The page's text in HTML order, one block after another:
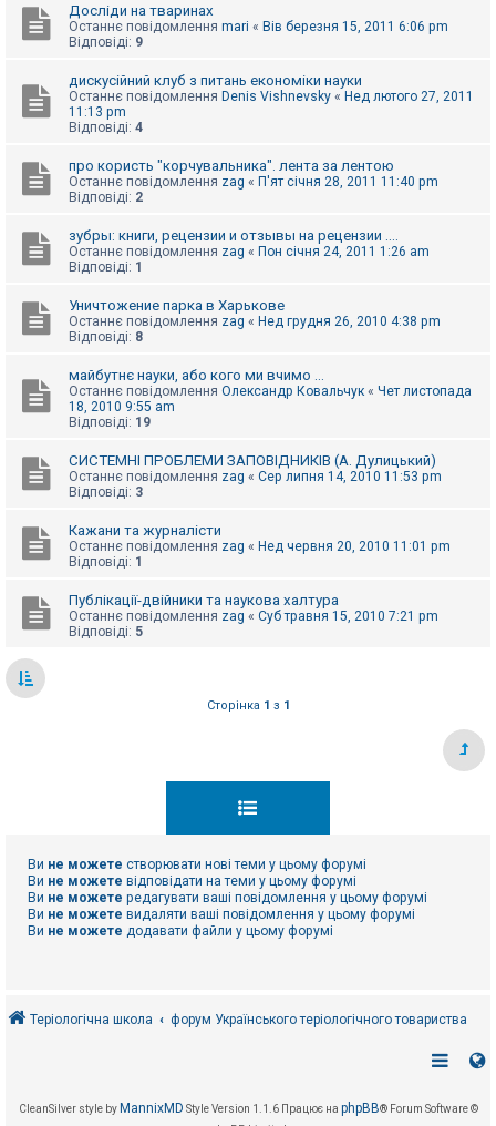
Досліди на тваринах
Останнє повідомлення mari « Вів березня 15, 2011 6:06 pm
Відповіді: 9
дискусійний клуб з питань економіки науки
Останнє повідомлення Denis Vishnevsky « Нед лютого 27, 2011
11:13 pm
Відповіді: 4
про користь "корчувальника". лента за лентою
Останнє повідомлення zag « П'ят січня 28, 2011 11:40 pm
Відповіді: 2
зубры: книги, рецензии и отзывы на рецензии ....
Останнє повідомлення zag « Пон січня 24, 2011 1:26 am
Відповіді: 1
Уничтожение парка в Харькове
Останнє повідомлення zag « Нед грудня 26, 2010 4:38 pm
Відповіді: 8
майбутнє науки, або кого ми вчимо ...
Останнє повідомлення Олександр Ковальчук « Чет листопада
18, 2010 9:55 am
Відповіді: 19
СИСТЕМНІ ПРОБЛЕМИ ЗАПОВІДНИКІВ (А. Дулицький)
Останнє повідомлення zag « Сер липня 14, 2010 11:53 pm
Відповіді: 3
Кажани та журналісти
Останнє повідомлення zag « Нед червня 20, 2010 11:01 pm
Відповіді: 1
Публікації-двійники та наукова халтура
Останнє повідомлення zag « Суб травня 15, 2010 7:21 pm
Відповіді: 5
Сторінка 1 з 1
Ви не можете створювати нові теми у цьому форумі
Ви не можете відповідати на теми у цьому форумі
Ви не можете редагувати ваші повідомлення у цьому форумі
Ви не можете видаляти ваші повідомлення у цьому форумі
Ви не можете додавати файли у цьому форумі
Теріологічна школа форум Українського теріологічного товариства
CleanSilver style byMannixMD Style Version 1.1.6 Працює на phpBB® Forum Software ©